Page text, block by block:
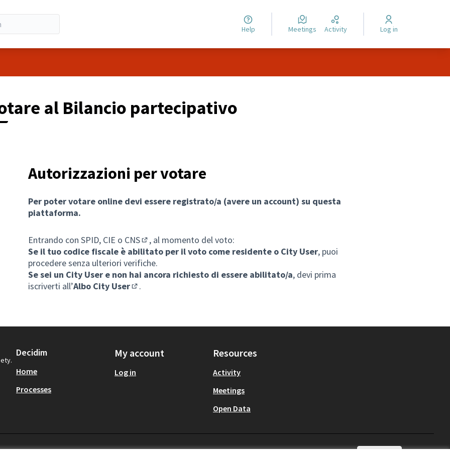
Help Meetings Activity Log in
al Bilancio partecipativo
Autorizzazioni per votare
Per poter votare online devi essere registrato/a (avere un account) su questa
piattaforma.
Entrando con SPID, CIE o CNS
(Opens in new tab)
, al momento del voto:
Se il tuo codice fiscale è abilitato per il voto come residente o City User, puoi
procedere senza ulteriori verifiche.
Se sei un City User e non hai ancora richiesto di essere abilitato/a, devi prima
iscriverti all’Albo City User .
Decidim
Home
Processes
My account
Log in
Resources
Activity
Meetings
Open Data